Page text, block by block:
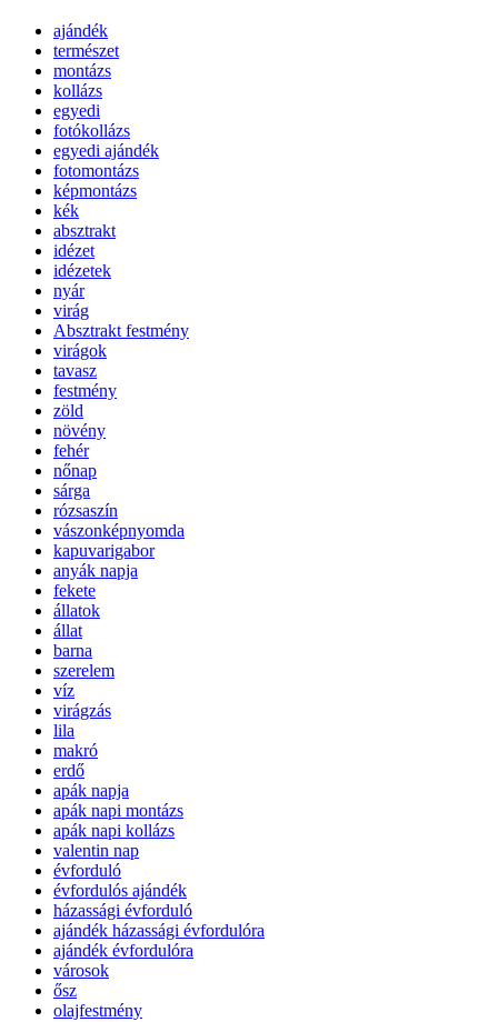
ajándék
természet
montázs
kollázs
egyedi
fotókollázs
egyedi ajándék
fotomontázs
képmontázs
kék
absztrakt
idézet
idézetek
nyár
virág
Absztrakt festmény
virágok
tavasz
festmény
zöld
növény
fehér
nőnap
sárga
rózsaszín
vászonképnyomda
kapuvarigabor
anyák napja
fekete
állatok
állat
barna
szerelem
víz
virágzás
lila
makró
erdő
apák napja
apák napi montázs
apák napi kollázs
valentin nap
évforduló
évfordulós ajándék
házassági évforduló
ajándék házassági évfordulóra
ajándék évfordulóra
városok
ősz
olajfestmény